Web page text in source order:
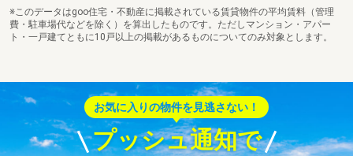
※このデータはgoo住宅・不動産に掲載されている賃貸物件の平均賃料（管理
費・駐車場代などを除く）を算出したものです。ただしマンション・アパー
ト・一戸建てともに10戸以上の掲載があるものについてのみ対象とします。
お気に入りの物件を見逃さない！
プッシュ通知で